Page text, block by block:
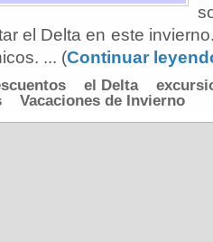
el Delta en este
... (Continuar
el Delta
Vacaciones de Invierno